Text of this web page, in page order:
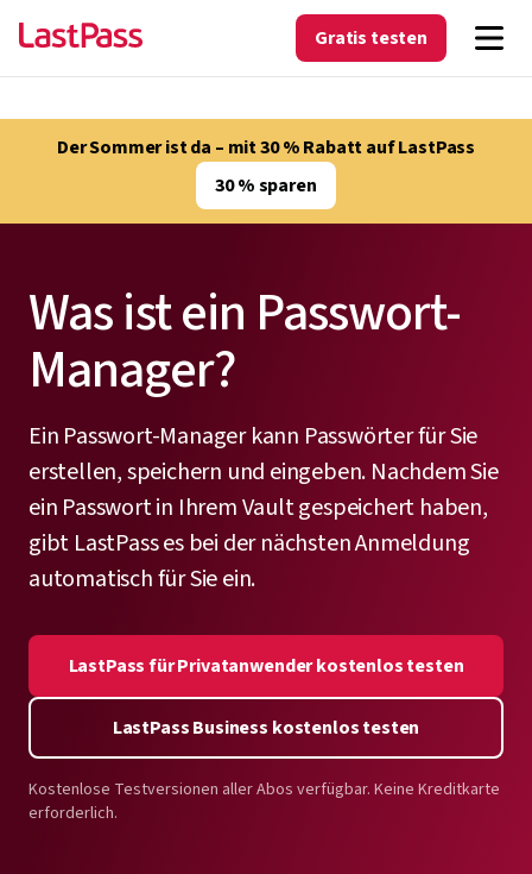
Gratis testen
Der Sommer ist da – mit 30 % Rabatt auf LastPass
30 % sparen
Was ist ein Passwort-
Manager?
Ein Passwort-Manager kann Passwörter für Sie
erstellen, speichern und eingeben. Nachdem Sie
ein Passwort in Ihrem Vault gespeichert haben,
gibt LastPass es bei der nächsten Anmeldung
automatisch für Sie ein.
LastPass für Privatanwender kostenlos testen
LastPass Business kostenlos testen
Kostenlose Testversionen aller Abos verfügbar. Keine Kreditkarte
erforderlich.